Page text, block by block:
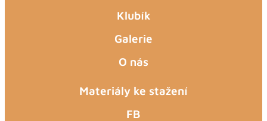
Klubík
Galerie
O nás
Materiály ke stažení
FB